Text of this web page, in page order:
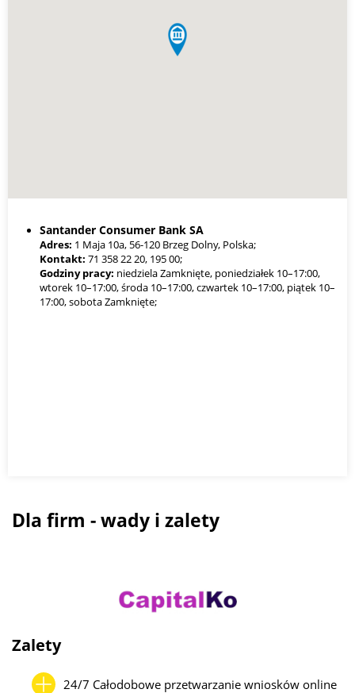
PragmaGO, Finelf, SMEO, CashDirector) mogą udzielić
finansowania nawet na kwoty powyżej 1 mln zł, szczególnie w
oprocentowanie wyższe.
Santander Consumer Bank SA
Adres: 1 Maja 10a, 56-120 Brzeg Dolny, Polska;
Kontakt: 71 358 22 20, 195 00;
Godziny pracy: niedziela Zamknięte, poniedziałek 10–17:00,
wtorek 10–17:00, środa 10–17:00, czwartek 10–17:00, piątek 10–
17:00, sobota Zamknięte;
Dla firm - wady i zalety
Zalety
24/7 Całodobowe przetwarzanie wniosków online